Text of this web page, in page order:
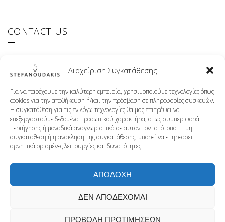
Διαχείριση Συγκατάθεσης
Για να παρέχουμε την καλύτερη εμπειρία, χρησιμοποιούμε τεχνολογίες όπως
cookies για την αποθήκευση ή/και την πρόσβαση σε πληροφορίες συσκευών.
Η συγκατάθεση για τις εν λόγω τεχνολογίες θα μας επιτρέψει να
επεξεργαστούμε δεδομένα προσωπικού χαρακτήρα, όπως συμπεριφορά
περιήγησης ή μοναδικά αναγνωριστικά σε αυτόν τον ιστότοπο. Η μη
συγκατάθεση ή η ανάκληση της συγκατάθεσης, μπορεί να επηρεάσει
αρνητικά ορισμένες λειτουργίες και δυνατότητες.
ΑΠΟΔΟΧΗ
ΔΕΝ ΑΠΟΔΕΧΟΜΑΙ
ΠΡΟΒΟΛΗ ΠΡΟΤΙΜΗΣΕΩΝ
CONTACT US
+30 210 9941107
info@stefanoudakis.gr
TISSOT AUTHORISED RETAILER